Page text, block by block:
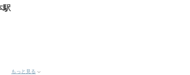
駅
もっと見る